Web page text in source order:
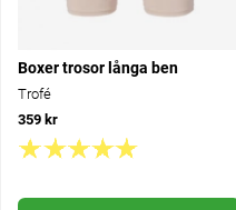
Boxer trosor långa ben
Trofé
359 kr